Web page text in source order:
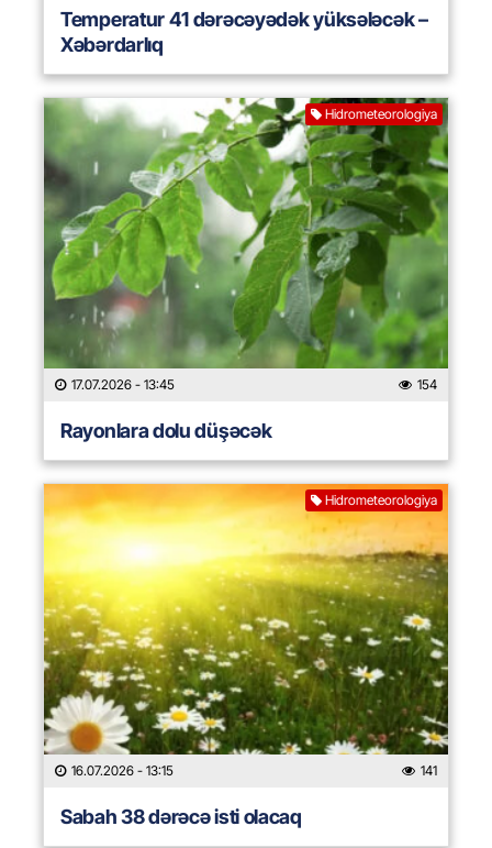
Temperatur 41 dərəcəyədək yüksələcək –
Xəbərdarlıq
Hidrometeorologiya
17.07.2026 - 13:45 154
Rayonlara dolu düşəcək
Hidrometeorologiya
16.07.2026 - 13:15 141
Sabah 38 dərəcə isti olacaq